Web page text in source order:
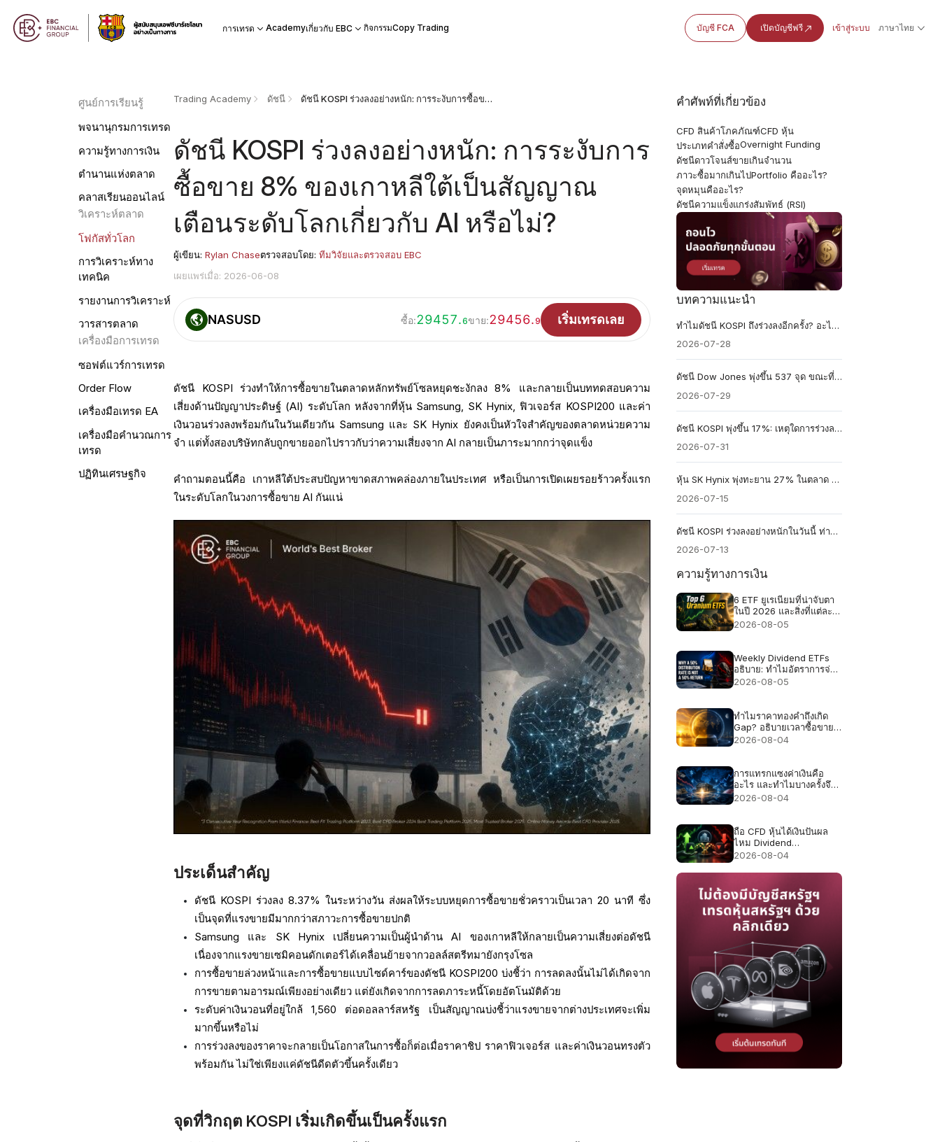
การเทรด Academyเกี่ยวกับ EBC กิจกรรมCopy Trading บัญชี FCA เปิดบัญชีฟรี เข้าสู่ระบบ ภาษาไทย
ศูนย์การเรียนรู้
พจนานุกรมการเทรด
ความรู้ทางการเงิน
ตำนานแห่งตลาด
คลาสเรียนออนไลน์
วิเคราะห์ตลาด
โฟกัสทั่วโลก
การวิเคราะห์ทาง
เทคนิค
รายงานการวิเคราะห์
วารสารตลาด
เครื่องมือการเทรด
ซอฟต์แวร์การเทรด
Order Flow
เครื่องมือเทรด EA
เครื่องมือคำนวณการ
เทรด
ปฏิทินเศรษฐกิจ
Trading Academy ดัชนี ดัชนี KOSPI ร่วงลงอย่างหนัก: การระงับการซื้อขาย 8% ของเกาหลีใต้เป็นสัญญาณเตือนระดับโลกเกี่ยวกับ AI หรือไม่?
ดัชนี KOSPI ร่วงลงอย่างหนัก: การระงับการ
ซื้อขาย 8% ของเกาหลีใต้เป็นสัญญาณ
เตือนระดับโลกเกี่ยวกับ AI หรือไม่?
ผู้เขียน:Rylan Chaseตรวจสอบโดย:ทีมวิจัยและตรวจสอบ EBC
เผยแพร่เมื่อ: 2026-06-08
NASUSD ซื้อ:29457.6ขาย:29456.9 เริ่มเทรดเลย
ดัชนี KOSPI ร่วงทำให้การซื้อขายในตลาดหลักทรัพย์โซลหยุดชะงักลง 8% และกลายเป็นบททดสอบความ
เสี่ยงด้านปัญญาประดิษฐ์ (AI) ระดับโลก หลังจากที่หุ้น Samsung, SK Hynix, ฟิวเจอร์ส KOSPI200 และค่า
เงินวอนร่วงลงพร้อมกันในวันเดียวกัน Samsung และ SK Hynix ยังคงเป็นหัวใจสำคัญของตลาดหน่วยความ
จำ แต่ทั้งสองบริษัทกลับถูกขายออกไปราวกับว่าความเสี่ยงจาก AI กลายเป็นภาระมากกว่าจุดแข็ง
คำถามตอนนี้คือ เกาหลีใต้ประสบปัญหาขาดสภาพคล่องภายในประเทศ หรือเป็นการเปิดเผยรอยร้าวครั้งแรก
ในระดับโลกในวงการซื้อขาย AI กันแน่
ประเด็นสำคัญ
ดัชนี KOSPI ร่วงลง 8.37% ในระหว่างวัน ส่งผลให้ระบบหยุดการซื้อขายชั่วคราวเป็นเวลา 20 นาที ซึ่ง
เป็นจุดที่แรงขายมีมากกว่าสภาวะการซื้อขายปกติ
Samsung และ SK Hynix เปลี่ยนความเป็นผู้นำด้าน AI ของเกาหลีให้กลายเป็นความเสี่ยงต่อดัชนี
เนื่องจากแรงขายเซมิคอนดักเตอร์ได้เคลื่อนย้ายจากวอลล์สตรีทมายังกรุงโซล
การซื้อขายล่วงหน้าและการซื้อขายแบบไซด์คาร์ของดัชนี KOSPI200 บ่งชี้ว่า การลดลงนั้นไม่ได้เกิดจาก
การขายตามอารมณ์เพียงอย่างเดียว แต่ยังเกิดจากการลดภาระหนี้โดยอัตโนมัติด้วย
ระดับค่าเงินวอนที่อยู่ใกล้ 1,560 ต่อดอลลาร์สหรัฐ เป็นสัญญาณบ่งชี้ว่าแรงขายจากต่างประเทศจะเพิ่ม
มากขึ้นหรือไม่
การร่วงลงของราคาจะกลายเป็นโอกาสในการซื้อก็ต่อเมื่อราคาชิป ราคาฟิวเจอร์ส และค่าเงินวอนทรงตัว
พร้อมกัน ไม่ใช่เพียงแค่ดัชนีดีดตัวขึ้นครั้งเดียว
จุดที่วิกฤต KOSPI เริ่มเกิดขึ้นเป็นครั้งแรก
คำศัพท์ที่เกี่ยวข้อง
CFD สินค้าโภคภัณฑ์CFD หุ้น
ประเภทคำสั่งซื้อOvernight Funding
ดัชนีดาวโจนส์ขายเกินจำนวน
ภาวะซื้อมากเกินไปPortfolio คืออะไร?
จุดหมุนคืออะไร?
ดัชนีความแข็งแกร่งสัมพัทธ์ (RSI)
บทความแนะนำ
ทำไมดัชนี KOSPI ถึงร่วงลงอีกครั้ง? อะไรเป็นสาเหตุให้เกิดการปรับลดดัชนีครั้งที่ 8?
2026-07-28
ดัชนี Dow Jones พุ่งขึ้น 537 จุด ขณะที่ดัชนี Nasdaq ร่วงลง: หุ้น 6 ตัวที่อธิบายถึงความแตกต่างนี้
2026-07-29
ดัชนี KOSPI พุ่งขึ้น 17%: เหตุใดการร่วงลงของราคาชิปจึงกลายเป็นแรงซื้ออย่างบ้าคลั่ง
2026-07-31
หุ้น SK Hynix พุ่งทะยาน 27% ในตลาด Nasdaq: เบื้องหลังการพุ่งขึ้นอย่างมหาศาลของหุ้น AI
2026-07-15
ดัชนี KOSPI ร่วงลงอย่างหนักในวันนี้ ท่ามกลางการเทขายหุ้นกลุ่มเทคโนโลยีและความตื่นตระหนกทั่วโลก
2026-07-13
ความรู้ทางการเงิน
6 ETF ยูเรเนียมที่น่าจับตา
ในปี 2026 และสิ่งที่แต่ละ
กองทุนถือครองจริง
2026-08-05
Weekly Dividend ETFs
อธิบาย: ทำไมอัตราการจ่าย
50% ไม่ใช่ผลตอบแทน
2026-08-05
ทำไมราคาทองคำถึงเกิด
Gap? อธิบายเวลาซื้อขาย
และสภาพคล่อง
2026-08-04
การแทรกแซงค่าเงินคือ
อะไร และทำไมบางครั้งจึง
ล้มเหลว
2026-08-04
ถือ CFD หุ้นได้เงินปันผล
ไหม Dividend
Adjustment ทำงาน
Short
2026-08-04